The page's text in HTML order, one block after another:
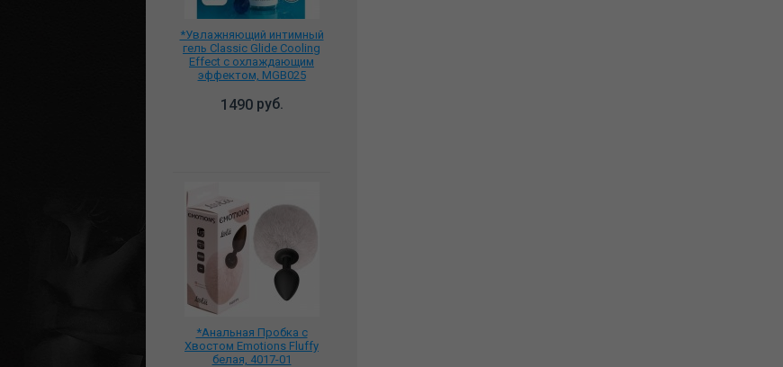
*Увлажняющий интимный
гель Classic Glide Cooling
Effect с охлаждающим
эффектом, MGB025
1490руб.
*Анальная Пробка с
Хвостом Emotions Fluffy
белая, 4017-01